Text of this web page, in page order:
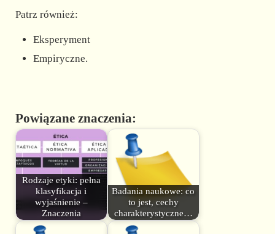
Patrz również:
Eksperyment
Empiryczne.
Powiązane znaczenia:
Rodzaje etyki: pełna
klasyfikacja i
wyjaśnienie –
Znaczenia
Badania naukowe: co
to jest, cechy
charakterystyczne…